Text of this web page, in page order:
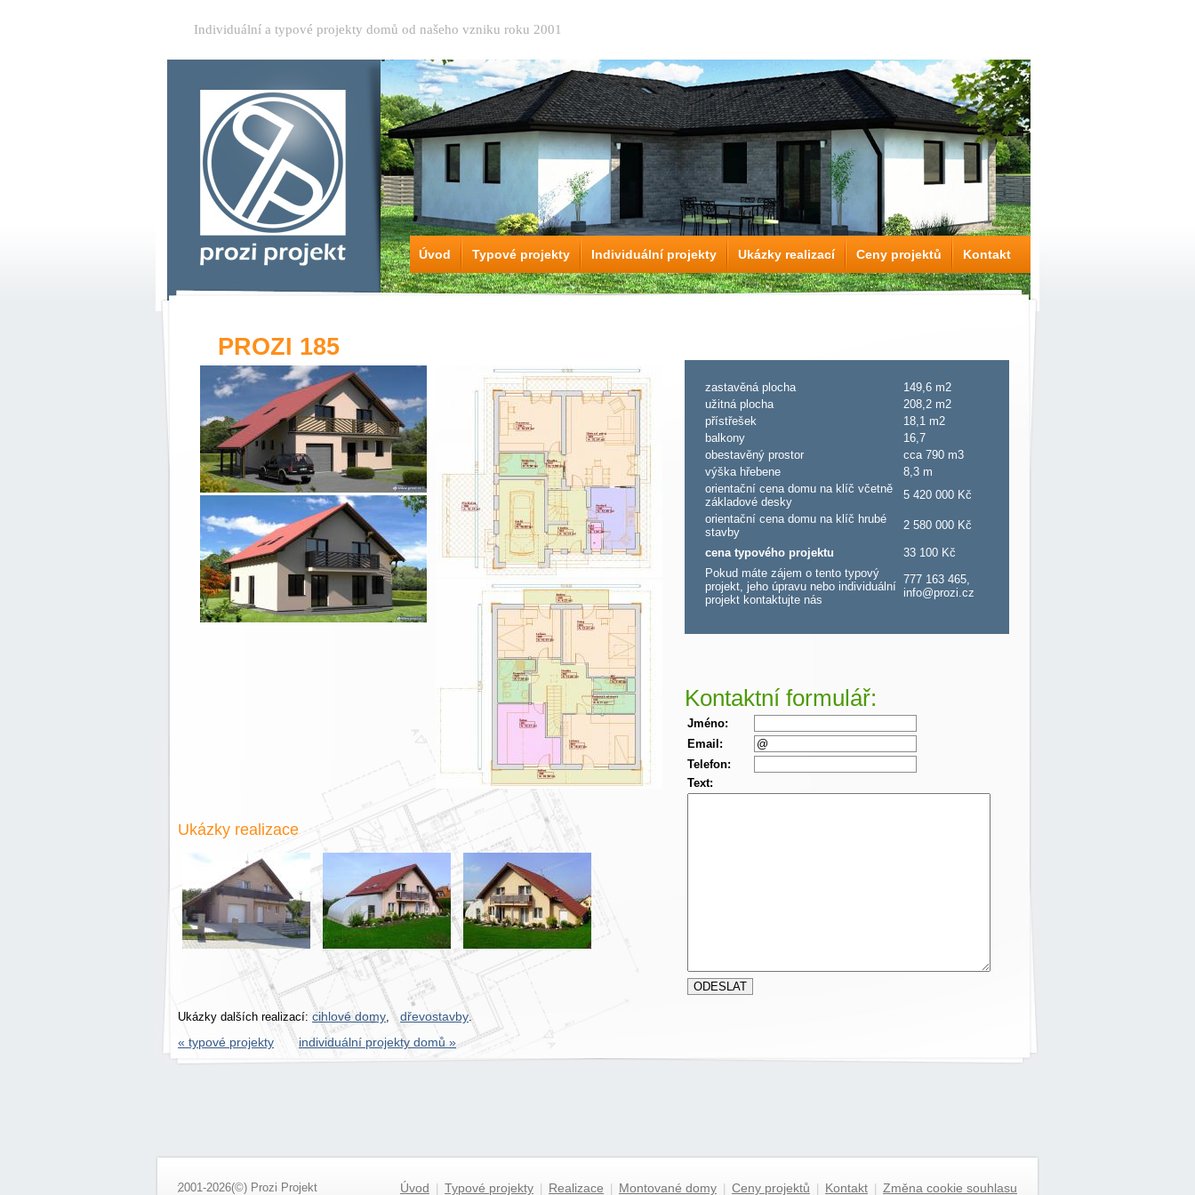
Individuální a typové projekty domů od našeho vzniku roku 2001
Úvod Typové projekty Individuální projekty Ukázky realizací Ceny projektů Kontakt
PROZI 185
zastavěná plocha
149,6 m2
užitná plocha
208,2 m2
přístřešek
18,1 m2
balkony
16,7
obestavěný prostor
cca 790 m3
výška hřebene
8,3 m
orientační cena domu na klíč včetně
základové desky
5 420 000 Kč
orientační cena domu na klíč hrubé
stavby
2 580 000 Kč
cena typového projektu
33 100 Kč
Pokud máte zájem o tento typový
projekt, jeho úpravu nebo individuální
projekt kontaktujte nás
777 163 465,
info@prozi.cz
Ukázky realizace
Kontaktní formulář:
Jméno:
Email:
Telefon:
Text:
Ukázky dalších realizací: cihlové domy,dřevostavby.
« typové projekty individuální projekty domů »
2001-2026(©) Prozi Projekt Úvod Typové projekty Realizace Montované domy Ceny projektů Kontakt Změna cookie souhlasu